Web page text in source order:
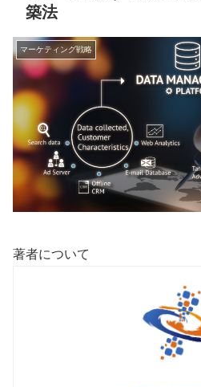
築法
マーケティング戦略
著者について